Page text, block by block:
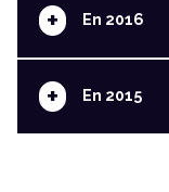
+ En 2016
+ En 2015